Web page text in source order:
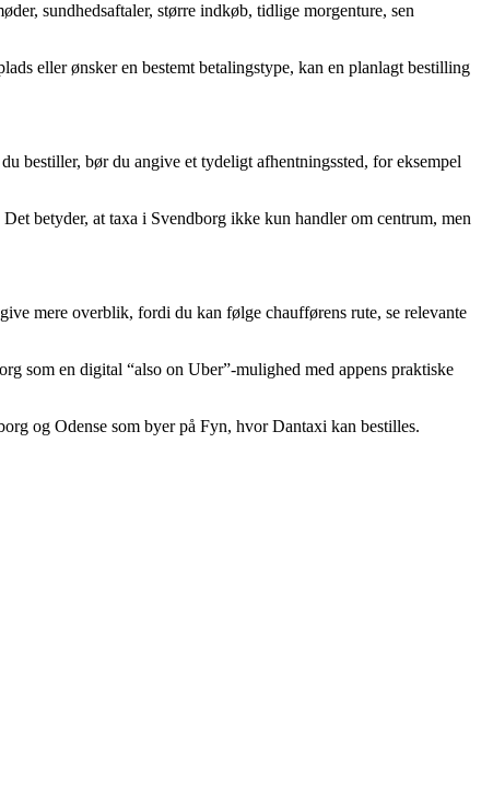
sundhedsaftaler, større indkøb, tidlige morgenture, sen
eller ønsker en bestemt betalingstype, kan en planlagt bestilling
bestiller, bør du angive et tydeligt afhentningssted, for eksempel
betyder, at taxa i Svendborg ikke kun handler om centrum, men
mere overblik, fordi du kan følge chaufførens rute, se relevante
som en digital “also on Uber”-mulighed med appens praktiske
og Odense som byer på Fyn, hvor Dantaxi kan bestilles.